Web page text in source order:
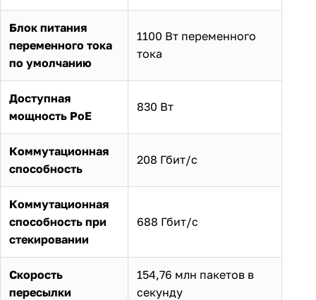
Блок питания
переменного тока
по умолчанию
1100 Вт переменного
тока
Доступная
мощность PoE
830 Вт
Коммутационная
способность
208 Гбит/с
Коммутационная
способность при
стекировании
688 Гбит/с
Скорость
пересылки
154,76 млн пакетов в
секунду